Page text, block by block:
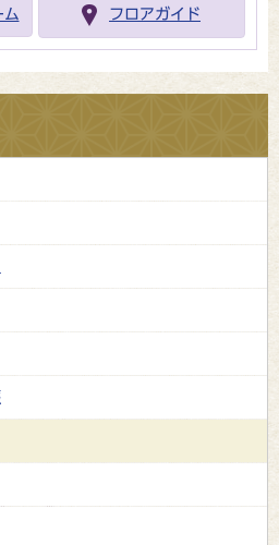
ム フロアガイド